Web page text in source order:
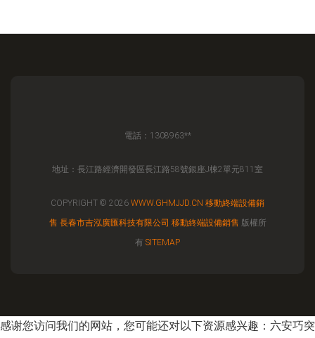
電話：1308963**
地址：長江路經濟開發區長江路58號銀座J棟2單元811室
COPYRIGHT © 2026 WWW.GHMJJD.CN 移動終端設備銷
售 長春市吉泓廣匯科技有限公司 移動終端設備銷售 版權所
有 SITEMAP
感谢您访问我们的网站，您可能还对以下资源感兴趣：六安巧突